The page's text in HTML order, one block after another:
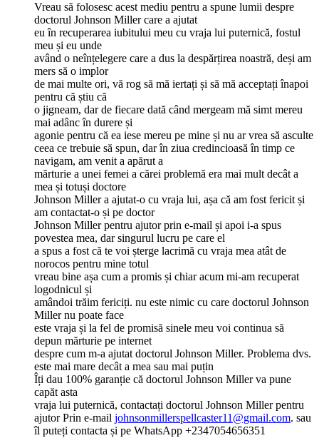
Vreau să folosesc acest mediu pentru a spune lumii despre
doctorul Johnson Miller care a ajutat
eu în recuperarea iubitului meu cu vraja lui puternică, fostul
meu și eu unde
având o neînțelegere care a dus la despărțirea noastră, deși am
mers să o implor
de mai multe ori, vă rog să mă iertați și să mă acceptați înapoi
pentru că știu că
o jigneam, dar de fiecare dată când mergeam mă simt mereu
mai adânc în durere și
agonie pentru că ea iese mereu pe mine și nu ar vrea să asculte
ceea ce trebuie să spun, dar în ziua credincioasă în timp ce
navigam, am venit a apărut a
mărturie a unei femei a cărei problemă era mai mult decât a
mea și totuși doctore
Johnson Miller a ajutat-o ​​cu vraja lui, așa că am fost fericit și
am contactat-o ​​și pe doctor
Johnson Miller pentru ajutor prin e-mail și apoi i-a spus
povestea mea, dar singurul lucru pe care el
a spus a fost că te voi șterge lacrimă cu vraja mea atât de
norocos pentru mine totul
vreau bine așa cum a promis și chiar acum mi-am recuperat
logodnicul și
amândoi trăim fericiți. nu este nimic cu care doctorul Johnson
Miller nu poate face
este vraja și la fel de promisă sinele meu voi continua să
depun mărturie pe internet
despre cum m-a ajutat doctorul Johnson Miller. Problema dvs.
este mai mare decât a mea sau mai puțin
Îți dau 100% garanție că doctorul Johnson Miller va pune
capăt asta
vraja lui puternică, contactați doctorul Johnson Miller pentru
ajutor Prin e-mail johnsonmillerspellcaster11@gmail.com. sau
îl puteți contacta și pe WhatsApp +2347054656351